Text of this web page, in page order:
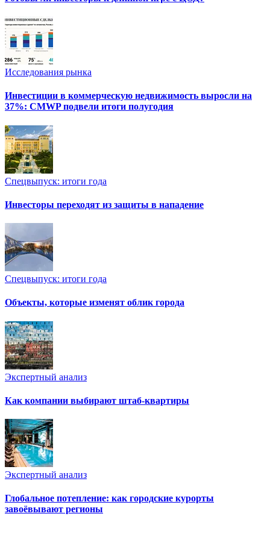
Исследования рынка
Инвестиции в коммерческую недвижимость выросли на
37%: CMWP подвели итоги полугодия
Спецвыпуск: итоги года
Инвесторы переходят из защиты в нападение
Спецвыпуск: итоги года
Объекты, которые изменят облик города
Экспертный анализ
Как компании выбирают штаб-квартиры
Экспертный анализ
Глобальное потепление: как городские курорты
завоёвывают регионы